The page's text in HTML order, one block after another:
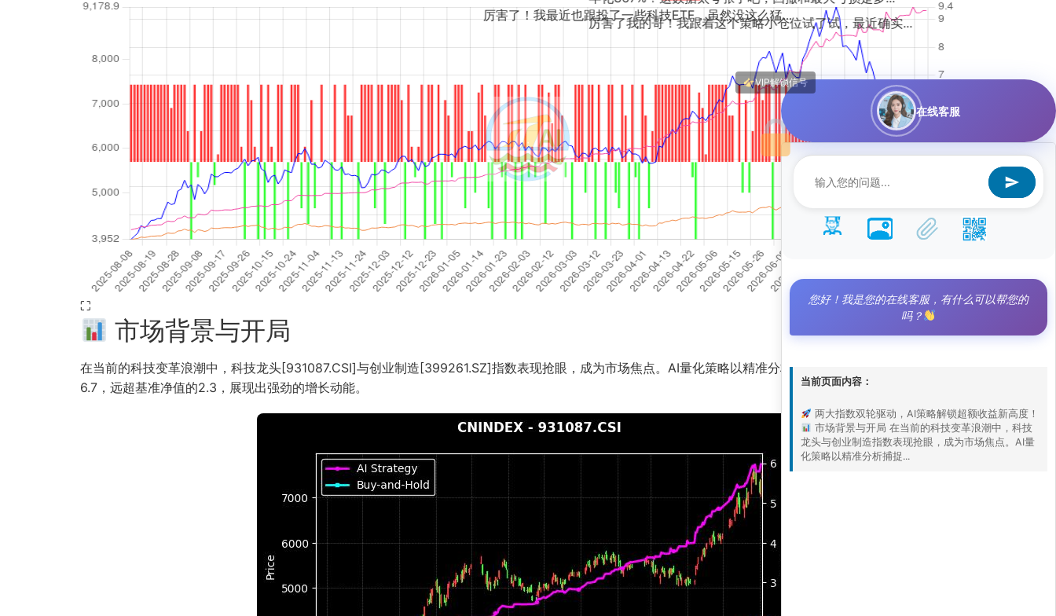
⛶
厉害了我的哥！我跟着这个策略小仓位试了试，最近确实...
厉害了！我最近也跟投了一些科技ETF，虽然没这么猛...
市场背景与开局
在当前的科技变革浪潮中，科技龙头[931087.CSI]与创业制造[399261.SZ]指数表现抢眼，成为市场焦点。AI量化策略以精准分析捕捉到这一机遇，策略净值达到
6.7，远超基准净值的2.3，展现出强劲的增长动能。
在线客服
您好！我是您的在线客服，有什么可以帮您的
吗？
当前页面内容：
两大指数双轮驱动，AI策略解锁超额收益新高度！
市场背景与开局 在当前的科技变革浪潮中，科技
龙头与创业制造指数表现抢眼，成为市场焦点。AI量
化策略以精准分析捕捉...